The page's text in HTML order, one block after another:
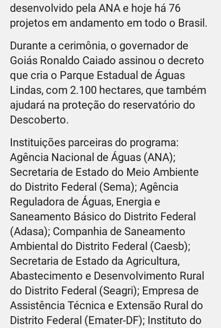
desenvolvido pela ANA e hoje há 76
projetos em andamento em todo o Brasil.
Durante a cerimônia, o governador de
Goiás Ronaldo Caiado assinou o decreto
que cria o Parque Estadual de Águas
Lindas, com 2.100 hectares, que também
ajudará na proteção do reservatório do
Descoberto.
Instituições parceiras do programa:
Agência Nacional de Águas (ANA);
Secretaria de Estado do Meio Ambiente
do Distrito Federal (Sema); Agência
Reguladora de Águas, Energia e
Saneamento Básico do Distrito Federal
(Adasa); Companhia de Saneamento
Ambiental do Distrito Federal (Caesb);
Secretaria de Estado da Agricultura,
Abastecimento e Desenvolvimento Rural
do Distrito Federal (Seagri); Empresa de
Assistência Técnica e Extensão Rural do
Distrito Federal (Emater-DF); Instituto do